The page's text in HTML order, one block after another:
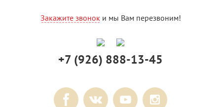
Закажите звоноки мы Вам перезвоним!
+7 (926) 888-13-45